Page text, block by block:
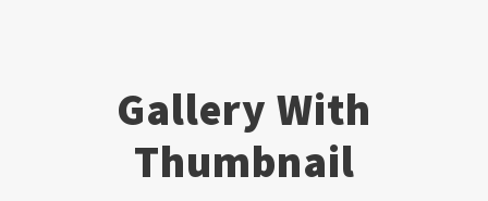
Gallery With
Thumbnail